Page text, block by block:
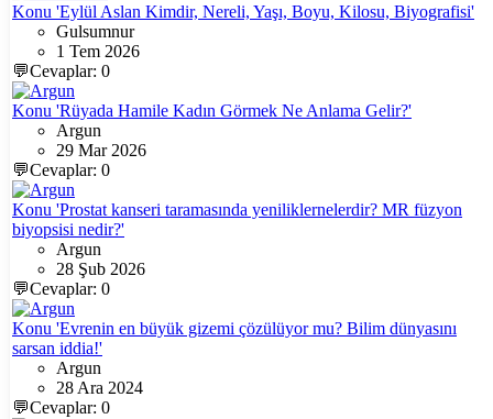
Konu 'Eylül Aslan Kimdir, Nereli, Yaşı, Boyu, Kilosu, Biyografisi'
Gulsumnur
1 Tem 2026
💬Cevaplar: 0
Konu 'Rüyada Hamile Kadın Görmek Ne Anlama Gelir?'
Argun
29 Mar 2026
💬Cevaplar: 0
Konu 'Prostat kanseri taramasında yeniliklernelerdir? MR füzyon
biyopsisi nedir?'
Argun
28 Şub 2026
💬Cevaplar: 0
Konu 'Evrenin en büyük gizemi çözülüyor mu? Bilim dünyasını
sarsan iddia!'
Argun
28 Ara 2024
💬Cevaplar: 0